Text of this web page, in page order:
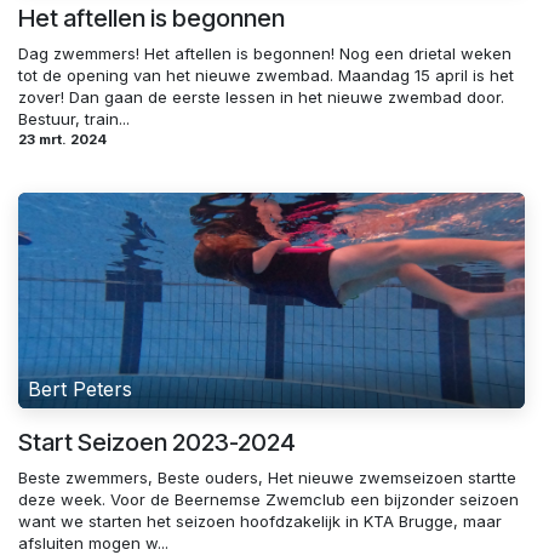
Het aftellen is begonnen
Dag zwemmers! Het aftellen is begonnen! Nog een drietal weken
tot de opening van het nieuwe zwembad. Maandag 15 april is het
zover! Dan gaan de eerste lessen in het nieuwe zwembad door.
Bestuur, train...
23 mrt. 2024
Bert Peters
Start Seizoen 2023-2024
Beste zwemmers, Beste ouders, Het nieuwe zwemseizoen startte
deze week. Voor de Beernemse Zwemclub een bijzonder seizoen
want we starten het seizoen hoofdzakelijk in KTA Brugge, maar
afsluiten mogen w...